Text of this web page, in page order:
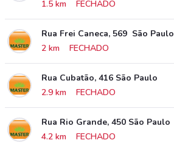
1.5 km
FECHADO
Rua Frei Caneca, 569 São Paulo
2 km
FECHADO
Rua Cubatão, 416 São Paulo
2.9 km
FECHADO
Rua Rio Grande, 450 São Paulo
4.2 km
FECHADO